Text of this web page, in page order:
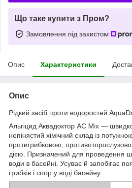
Що таке купити з Пром?
Замовлення під захистом
Опис Характеристики
Опис
Рідкий засіб проти водоростей
Альгіцид Аквадоктор АС Mix —
непінястий хімічний склад із
протигрибковою,
дією. Призначений для проведення
води в басейні. Усуває й запобігає
грибків і спор у воді басейну.